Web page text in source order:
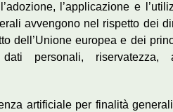
l’applicazione e
avvengono nel rispetto dei
dell’Unione europea e dei
personali, riservatezza,
artificiale per finalità